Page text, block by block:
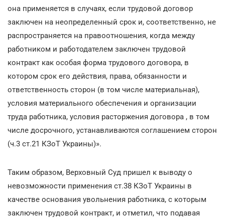
она применяется в случаях, если трудовой договор
заключен на неопределенный срок и, соответственно, не
распространяется на правоотношения, когда между
работником и работодателем заключен трудовой
контракт как особая форма трудового договора, в
котором срок его действия, права, обязанности и
ответственность сторон (в том числе материальная),
условия материального обеспечения и организации
труда работника, условия расторжения договора , в том
числе досрочного, устанавливаются соглашением сторон
(ч.3 ст.21 КЗоТ Украины)».
Таким образом, Верховный Суд пришел к выводу о
невозможности применения ст.38 КЗоТ Украины в
качестве основания увольнения работника, с которым
заключен трудовой контракт, и отметил, что подавая